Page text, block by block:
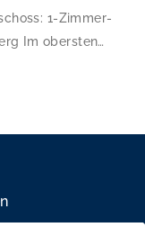
1-Zimmer-
Im obersten
helle